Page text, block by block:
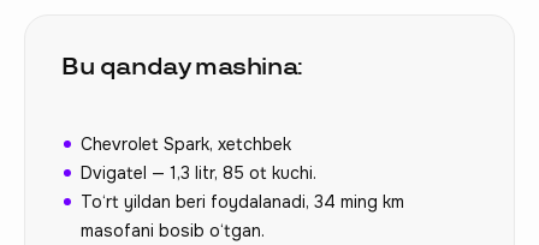
Bu qanday mashina:
Chevrolet Spark, xetchbek
Dvigatel — 1,3 litr, 85 ot kuchi.
To‘rt yildan beri foydalanadi, 34 ming km
masofani bosib o‘tgan.